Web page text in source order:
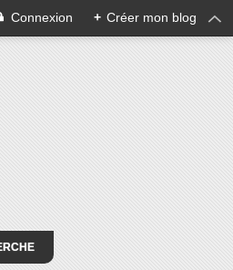
Connexion + Créer mon blog